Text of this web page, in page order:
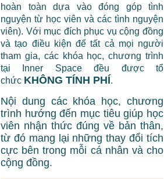
hoàn toàn dựa vào đóng góp tình
nguyện từ học viên và các tình nguyện
viên). Với mục đích phục vụ cộng đồng
và tạo điều kiện để tất cả mọi người
tham gia, các khóa học, chương trình
tại Inner Space đều được tổ
chức KHÔNG TÍNH PHÍ.
Nội dung các khóa học, chương
trình hướng đến mục tiêu giúp học
viên nhận thức đúng về bản thân,
từ đó mang lại những thay đổi tích
cực bên trong mỗi cá nhân và cho
cộng đồng.